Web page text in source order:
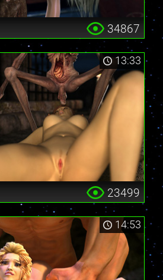
34867
13:33
23499
14:53